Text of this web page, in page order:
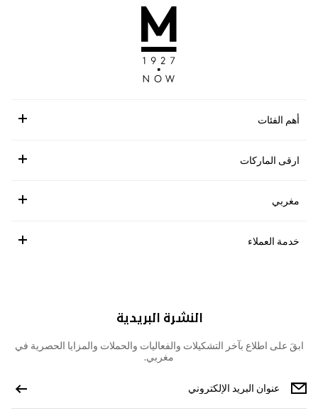
أهم الفئات
ارقى الماركات
مغربي
خدمة العملاء
النشرة البريدية
ابقَ على اطلاع بآخر التشكيلات والفعاليات والحملات والمزايا الحصرية في
مغربي.